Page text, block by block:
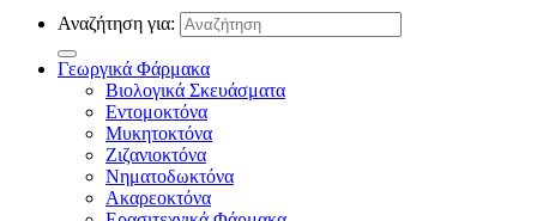
Αναζήτηση για:
Γεωργικά Φάρμακα
Βιολογικά Σκευάσματα
Εντομοκτόνα
Μυκητοκτόνα
Ζιζανιοκτόνα
Νηματοδωκτόνα
Ακαρεοκτόνα